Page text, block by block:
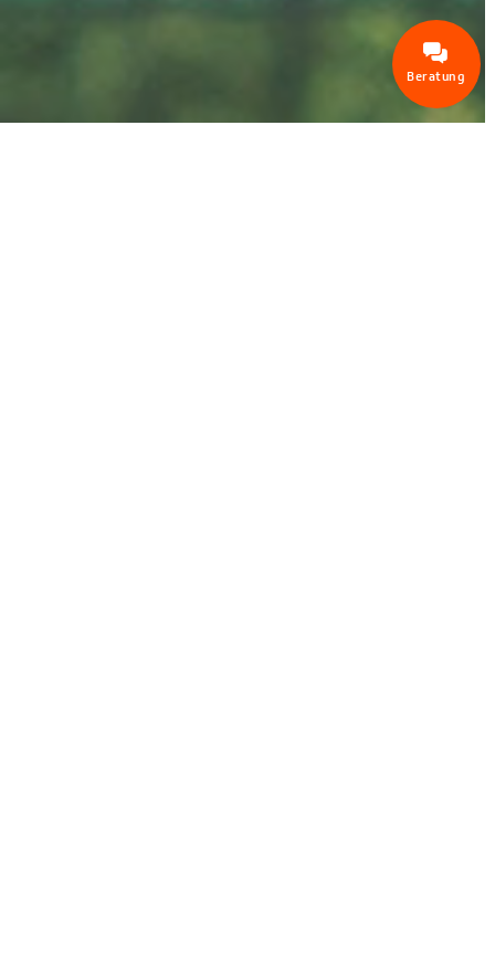
Beratung